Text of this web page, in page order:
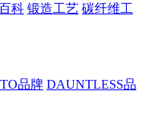
科 锻造工艺 碳纤维工
品牌 DAUNTLESS品